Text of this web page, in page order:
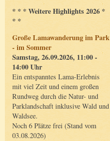
* * * Weitere Highlights 2026 *
* *
Große Lamawanderung im Park
- im Sommer
Samstag, 26.09.2026, 11:00 -
14:00 Uhr
Ein entspanntes Lama-Erlebnis
mit viel Zeit und einem großen
Rundweg durch die Natur- und
Parklandschaft inklusive Wald und
Waldsee.
Noch 6 Plätze frei (Stand vom
03.08.2026)